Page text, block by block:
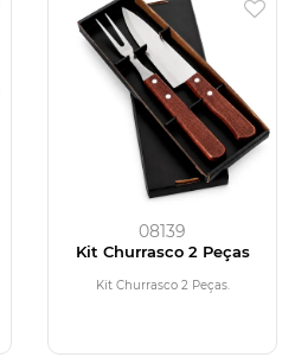
08139
Kit Churrasco 2 Peças
Kit Churrasco 2 Peças.